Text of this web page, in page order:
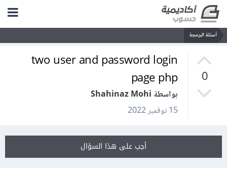
أسئلة البرمجة
0
two user and password login
page php
بواسطة Shahinaz Mohi
15 نوفمبر 2022
أجب على هذا السؤال